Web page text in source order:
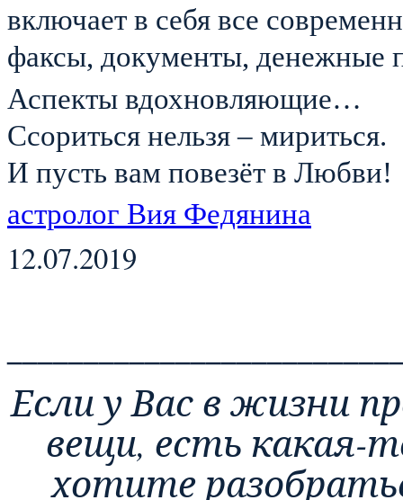
включает в себя все
факсы, документы, денежные
Аспекты вдохновляющие…
Ссориться нельзя – мириться.
И пусть вам повезёт в Любви!
астролог Вия Федянина
12.07.2019
Если у Вас в жизни
вещи, есть какая-
хотите